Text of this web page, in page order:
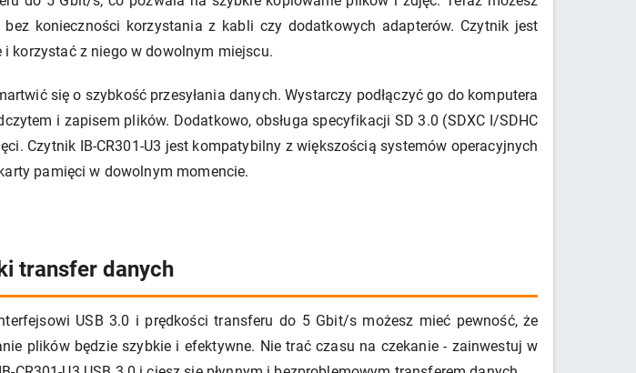
konieczności korzystania z kabli czy dodatkowych adapterów. Czytnik jest
korzystać z niego w dowolnym miejscu.
się o szybkość przesyłania danych. Wystarczy podłączyć go do komputera
i zapisem plików. Dodatkowo, obsługa specyfikacji SD 3.0 (SDXC I/SDHC
Czytnik IB-CR301-U3 jest kompatybilny z większością systemów operacyjnych
pamięci w dowolnym momencie.
transfer danych
USB 3.0 i prędkości transferu do 5 Gbit/s możesz mieć pewność, że
plików będzie szybkie i efektywne. Nie trać czasu na czekanie - zainwestuj w